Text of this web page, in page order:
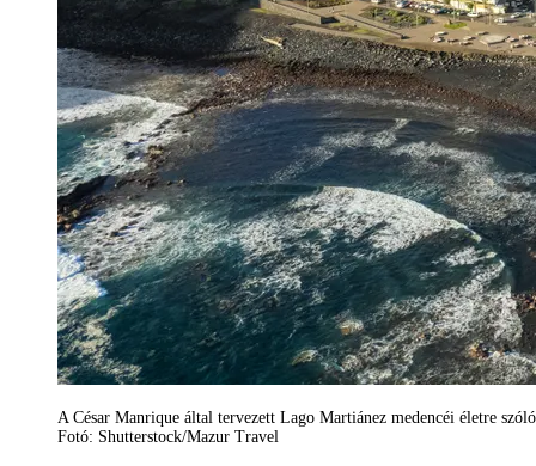
A César Manrique által tervezett Lago Martiánez medencéi életre
Fotó: Shutterstock/Mazur Travel